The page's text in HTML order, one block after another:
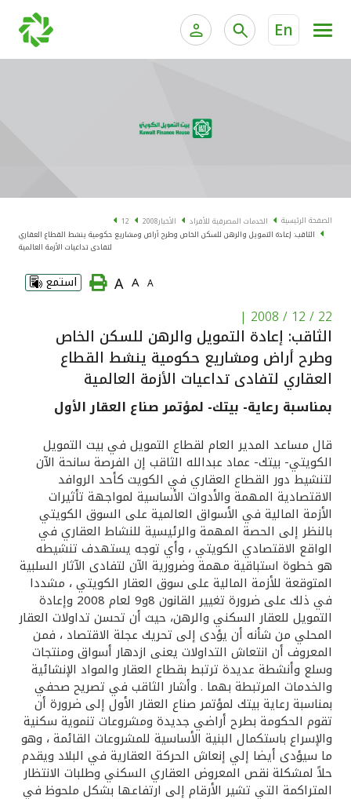
En
الخدمات المصرفية الإلكترونية للشركات
البطاقات
"برامج العملاء"
الاستثمار
القنوات المصرفية
أدوات وخدمات
خدمات ما بعد البيع
اتصل بنا
مواقع الفروع وأجهزة الصرف الآلي
ألمانيا
ماليزيا
تركيا
مصر
المملكة المتحدة
الصفحة الرئيسية الخدمات المصرفية للأفراد الأخبار2008
12
الثاقب: إعادة التمويل والرهن للسكن الخاص وطرح أراض ومشاريع حكومية ينشط القطاع العقاري
لتفادى تداعيات الأزمة العالمية
A
A
A استمع
22 / 12 / 2008
|
الثاقب: إعادة التمويل والرهن للسكن الخاص
وطرح أراض ومشاريع حكومية ينشط القطاع
العقاري لتفادى تداعيات الأزمة العالمية
بمناسبة رعاية- بيتك- لمؤتمر صناع العقار الأول
قال مساعد المدير العام لقطاع التمويل في بيت التمويل
الكويتي- بيتك- عماد عبدالله الثاقب إن الفرصة سانحة الآن
لتنشيط دور القطاع العقاري في الكويت كأحد الروافد
الاقتصادية المهمة والأدوات الأساسية لمواجهة تأثيرات
الأزمة المالية في الأسواق العالمية على السوق الكويتي
بالنظر إلى الحصة المهمة والرئيسية للنشاط العقاري في
الواقع الاقتصادي الكويتي ، وأي توجه يستهدف تنشيطه
هو خطوة استباقية مهمة وضرورية الآن لتفادى الآثار السلبية
المتوقعة للأزمة المالية على سوق العقار الكويتي ، مشددا
في ذلك على ضرورة تغيير القانون 8و9 لعام 2008 وإعادة
التمويل للعقار السكني والرهن، حيث أن تحسن تداولات العقار
المحلي من شأنه أن يؤدى إلى تحريك عجلة الاقتصاد ، فمن
المعروف أن انتعاش التداولات يعنى ازدهار أسواق ومنتجات
وسلع وأنشطة عديدة ترتبط بقطاع العقار والمواد الإنشائية
والخدمات المرتبطة بهما . وأشار الثاقب في تصريح صحفي
بمناسبة رعاية بيتك لمؤتمر صناع العقار الأول إلى ضرورة أن
تقوم الحكومة بطرح أراضي جديدة ومشروعات تنموية سكنية
والإسراع باستكمال البنية الأساسية للمشروعات القائمة ، وهو
ما سيؤدى أيضا إلي إنعاش الحركة العقارية في البلاد ويقدم
حلاً لمشكلة نقص المعروض العقاري السكني وطلبات الانتظار
المتراكمة التي تشير الأرقام إلى ارتفاعها بشكل ملحوظ في